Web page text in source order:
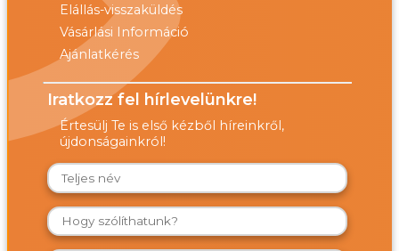
Elállás-visszaküldés
Vásárlási Információ
Ajánlatkérés
Iratkozz fel hírlevelünkre!
Értesülj Te is első kézből híreinkről,
újdonságainkról!